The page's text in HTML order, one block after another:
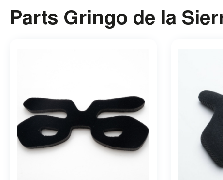
Parts Gringo de la